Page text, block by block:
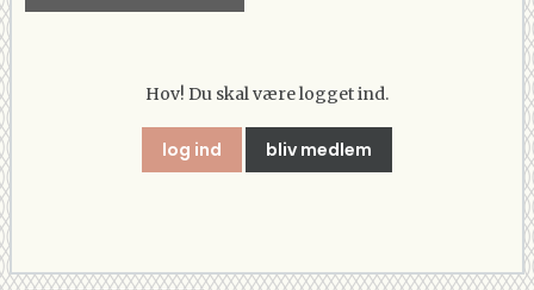
Hov! Du skal være logget ind.
log ind bliv medlem